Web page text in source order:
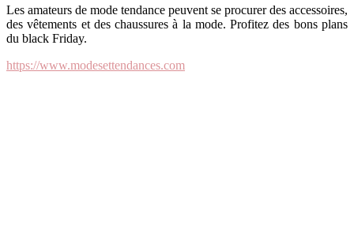
Les amateurs de mode tendance peuvent se procurer des accessoires,
des vêtements et des chaussures à la mode. Profitez des bons plans
du black Friday.
https://www.modesettendances.com